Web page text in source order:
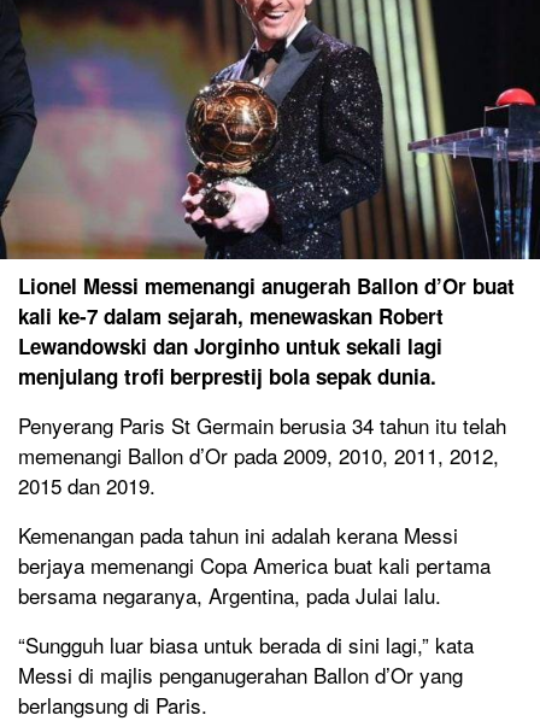
Lionel Messi memenangi anugerah Ballon d’Or buat
kali ke-7 dalam sejarah, menewaskan Robert
Lewandowski dan Jorginho untuk sekali lagi
menjulang trofi berprestij bola sepak dunia.
Penyerang Paris St Germain berusia 34 tahun itu telah
memenangi Ballon d’Or pada 2009, 2010, 2011, 2012,
2015 dan 2019.
Kemenangan pada tahun ini adalah kerana Messi
berjaya memenangi Copa America buat kali pertama
bersama negaranya, Argentina, pada Julai lalu.
“Sungguh luar biasa untuk berada di sini lagi,” kata
Messi di majlis penganugerahan Ballon d’Or yang
berlangsung di Paris.